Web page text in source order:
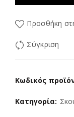
Προσθήκη
Σύγκριση
Κωδικός
Κατηγορία: